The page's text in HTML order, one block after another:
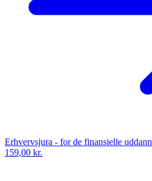
Erhvervsjura - for de finansielle
159,00 kr.